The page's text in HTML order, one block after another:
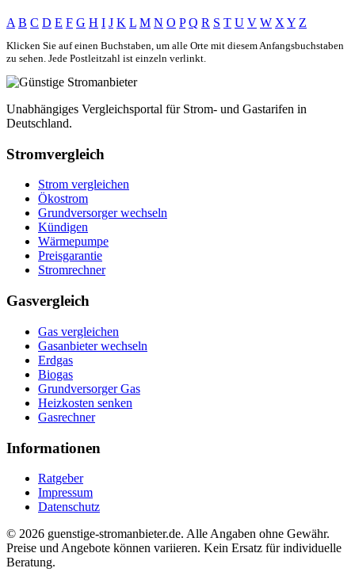
A B C D E F G H I J K L M N O P Q R S T U V W X Y Z
Klicken Sie auf einen Buchstaben, um alle Orte mit diesem Anfangsbuchstaben
zu sehen. Jede Postleitzahl ist einzeln verlinkt.
Unabhängiges Vergleichsportal für Strom- und Gastarifen in
Deutschland.
Stromvergleich
Strom vergleichen
Ökostrom
Grundversorger wechseln
Kündigen
Wärmepumpe
Preisgarantie
Stromrechner
Gasvergleich
Gas vergleichen
Gasanbieter wechseln
Erdgas
Biogas
Grundversorger Gas
Heizkosten senken
Gasrechner
Informationen
Ratgeber
Impressum
Datenschutz
© 2026 guenstige-stromanbieter.de. Alle Angaben ohne Gewähr.
Preise und Angebote können variieren. Kein Ersatz für individuelle
Beratung.